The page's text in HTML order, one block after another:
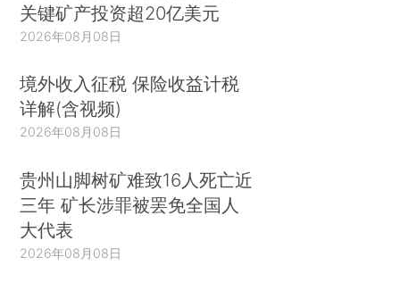
关键矿产投资超20亿美元
2026年08月08日
境外收入征税 保险收益计税
详解(含视频)
2026年08月08日
贵州山脚树矿难致16人死亡近
三年 矿长涉罪被罢免全国人
大代表
2026年08月08日